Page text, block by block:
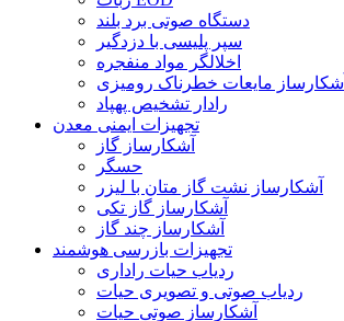
دستگاه صوتی برد بلند
سپر پلیسی با دزدگیر
اخلالگر مواد منفجره
آشکارساز مایعات خطرناک رومیزی
رادار تشخیص پهپاد
تجهیزات ایمنی معدن
آشکارساز گاز
حسگر
آشکارساز نشت گاز متان با لیزر
آشکارساز گاز تکی
آشکارساز چند گاز
تجهیزات بازرسی هوشمند
ردیاب حیات راداری
ردیاب صوتی و تصویری حیات
آشکارساز صوتی حیات